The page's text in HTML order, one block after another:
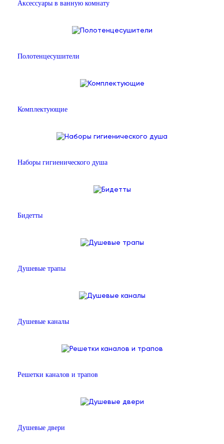
Аксессуары в ванную комнату
Полотенцесушители
Комплектующие
Наборы гигиенического душа
Бидетты
Душевые трапы
Душевые каналы
Решетки каналов и трапов
Душевые двери